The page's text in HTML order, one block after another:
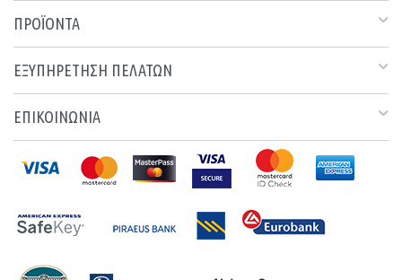
ΠΡΟΪΟΝΤΑ
ΕΞΥΠΗΡΕΤΗΣΗ ΠΕΛΑΤΩΝ
ΕΠΙΚΟΙΝΩΝΙΑ